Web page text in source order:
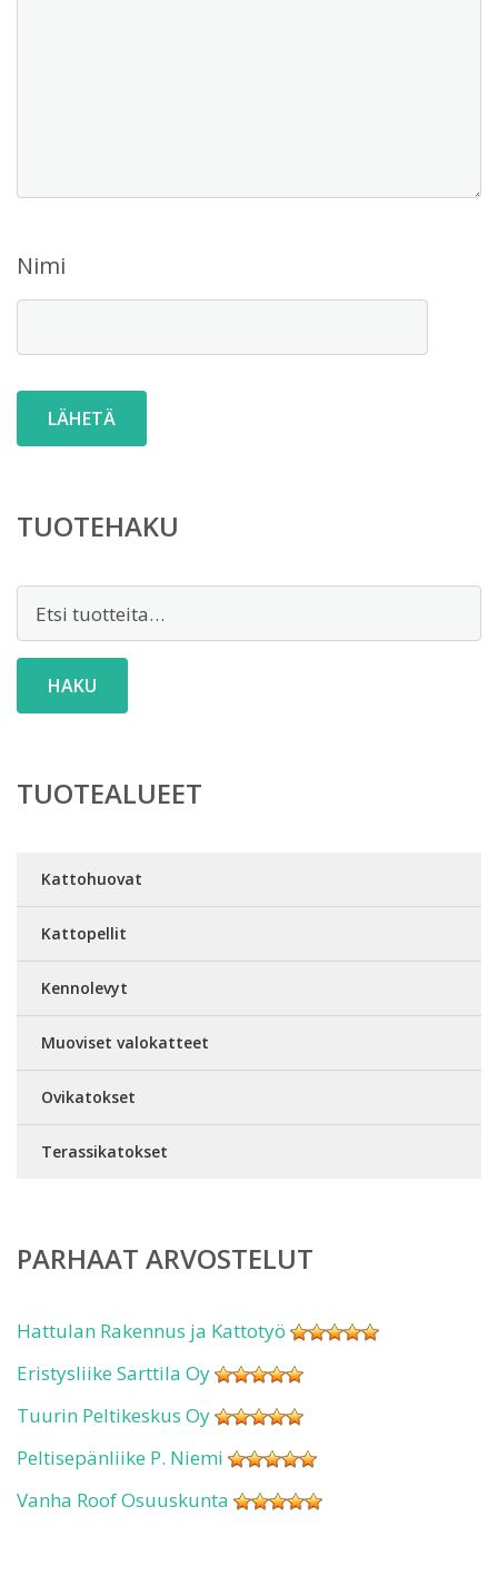
Nimi
TUOTEHAKU
HAKU
TUOTEALUEET
Kattohuovat
Kattopellit
Kennolevyt
Muoviset valokatteet
Ovikatokset
Terassikatokset
PARHAAT ARVOSTELUT
Hattulan Rakennus ja Kattotyö
Eristysliike Sarttila Oy
Tuurin Peltikeskus Oy
Peltisepänliike P. Niemi
Vanha Roof Osuuskunta